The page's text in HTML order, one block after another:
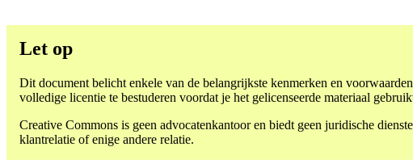
Let op
Dit document belicht enkele van de belangrijkste kenmerken en
volledige licentie te bestuderen voordat je het gelicenseerde materiaal
Creative Commons is geen advocatenkantoor en biedt geen juridische
klantrelatie of enige andere relatie.